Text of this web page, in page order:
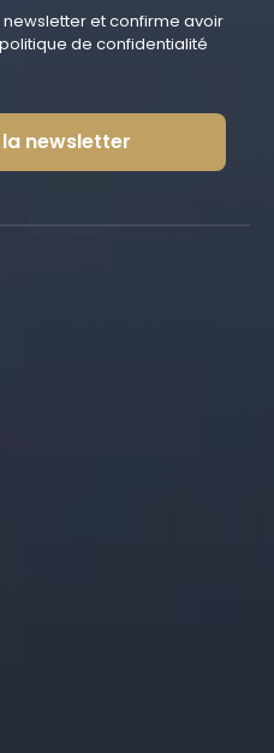
et confirme avoir
de confidentialité
newsletter